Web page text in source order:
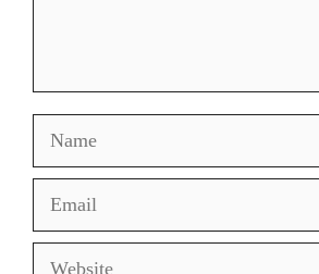
Name
Email
Website